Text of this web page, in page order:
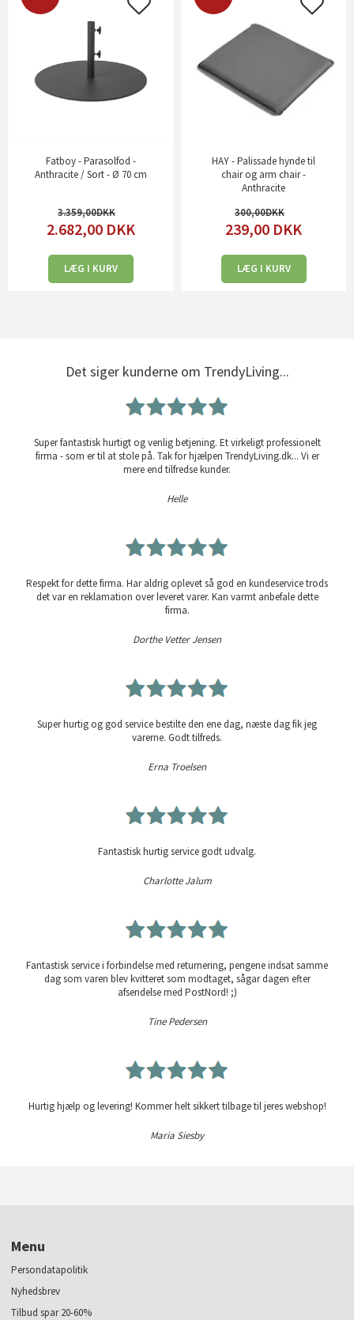
Fatboy - Parasolfod -
Anthracite / Sort - Ø 70 cm
3.359,00
2.682,00 DKK
LÆG I KURV
HAY - Palissade hynde til
chair og arm chair -
Anthracite
300,00
239,00 DKK
LÆG I KURV
Det siger kunderne om TrendyLiving...
Super fantastisk hurtigt og venlig betjening. Et virkeligt professionelt
firma - som er til at stole på. Tak for hjælpen TrendyLiving.dk... Vi er
mere end tilfredse kunder.
Helle
Respekt for dette firma. Har aldrig oplevet så god en kundeservice trods
det var en reklamation over leveret varer. Kan varmt anbefale dette
firma.
Dorthe Vetter Jensen
Super hurtig og god service bestilte den ene dag, næste dag fik jeg
varerne. Godt tilfreds.
Erna Troelsen
Fantastisk hurtig service godt udvalg.
Charlotte Jalum
Fantastisk service i forbindelse med returnering, pengene indsat samme
dag som varen blev kvitteret som modtaget, sågar dagen efter
afsendelse med PostNord! ;)
Tine Pedersen
Hurtig hjælp og levering! Kommer helt sikkert tilbage til jeres webshop!
Maria Siesby
Menu
Persondatapolitik
Nyhedsbrev
Tilbud spar 20-60%